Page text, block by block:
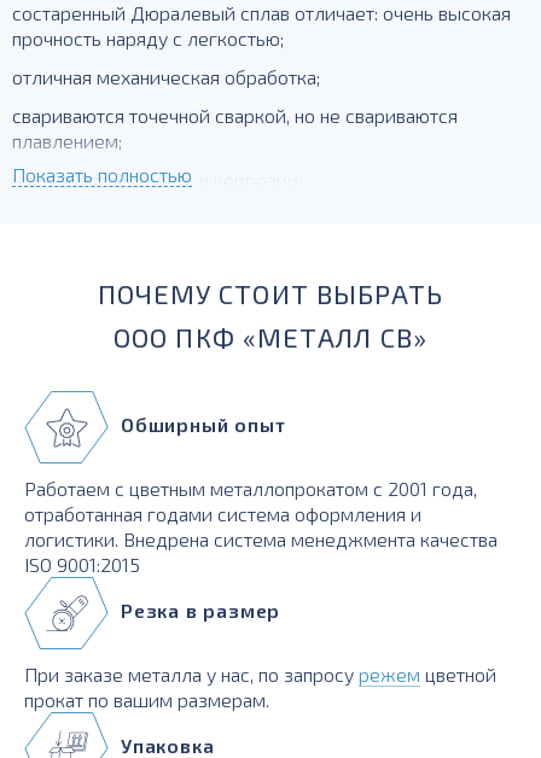
состаренный Дюралевый сплав отличает: очень высокая
прочность наряду с легкостью;
отличная механическая обработка;
свариваются точечной сваркой, но не свариваются
плавлением;
низкая устойчивость к коррозии;
Показать полностью
ПОЧЕМУ СТОИТ ВЫБРАТЬ
ООО ПКФ «МЕТАЛЛ СВ»
Обширный опыт
Работаем с цветным металлопрокатом с 2001 года,
отработанная годами система оформления и
логистики. Внедрена система менеджмента качества
ISO 9001:2015
Резка в размер
При заказе металла у нас, по запросу режем цветной
прокат по вашим размерам.
Упаковка